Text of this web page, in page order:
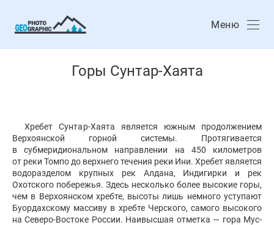
Меню
Горы Сунтар-Хаята
Хребет Сунтар-Хаята является южным продолжением
Верхоянской горной системы. Протягивается
в субмеридиональном направлении на 450 километров
от реки Томпо до верхнего течения реки Ини. Хребет является
водоразделом крупных рек Алдана, Индигирки и рек
Охотского побережья. Здесь несколько более высокие горы,
чем в Верхоянском хребте, высоты лишь немного уступают
Буордахскому массиву в хребте Черского, самого высокого
на Северо-Востоке России. Наивысшая отметка — гора Мус-